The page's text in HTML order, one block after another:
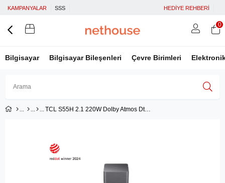
KAMPANYALAR SSS HEDİYE REHBERİ
Bilgisayar Bilgisayar Bileşenleri Çevre Birimleri
Facebook İle Bağlan
0
TCL S55H 2.1 220W Dolby Atmos Dts Virtual:x Soundbar